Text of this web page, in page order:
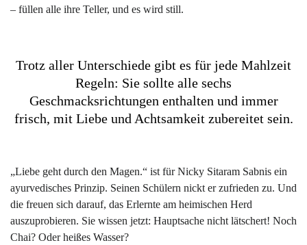
– füllen alle ihre Teller, und es wird still.
Trotz aller Unterschiede gibt es für jede Mahlzeit
Regeln: Sie sollte alle sechs
Geschmacksrichtungen enthalten und immer
frisch, mit Liebe und Achtsamkeit zubereitet sein.
„Liebe geht durch den Magen.“ ist für Nicky Sitaram Sabnis ein
ayurvedisches Prinzip. Seinen Schülern nickt er zufrieden zu. Und
die freuen sich darauf, das Erlernte am heimischen Herd
auszuprobieren. Sie wissen jetzt: Hauptsache nicht lätschert! Noch
Chai? Oder heißes Wasser?